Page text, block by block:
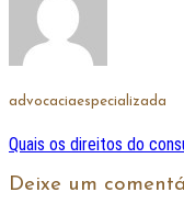
advocaciaespecializada
Quais os direitos do
Deixe um